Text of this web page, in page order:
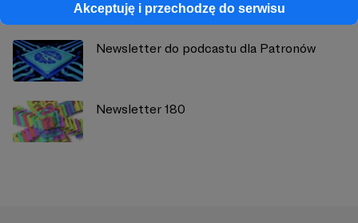
Akceptuję i przechodzę do serwisu
Newsletter do podcastu dla Patronów
Newsletter 180